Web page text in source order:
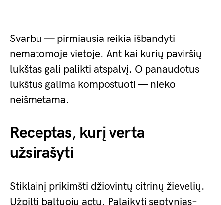
Svarbu — pirmiausia reikia išbandyti
nematomoje vietoje. Ant kai kurių paviršių
lukštas gali palikti atspalvį. O panaudotus
lukštus galima kompostuoti — nieko
neišmetama.
Receptas, kurį verta
užsirašyti
Stiklainį prikimšti džiovintų citrinų žievelių.
Užpilti baltuoju actu. Palaikyti septynias–